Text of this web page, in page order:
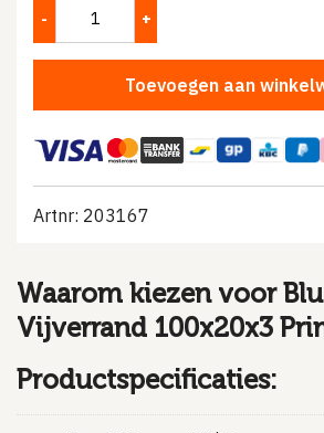
Toevoegen aan
Artnr: 203167
Waarom kiezen voor
Vijverrand 100x20x3
Productspecificaties: